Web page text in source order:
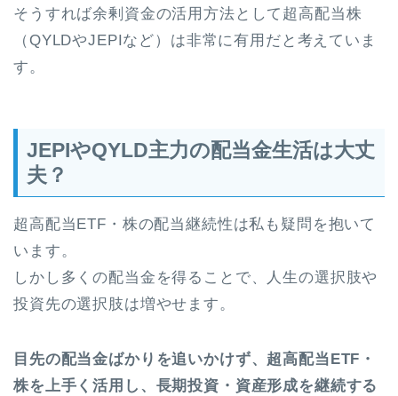
そうすれば余剰資金の活用方法として超高配当株
（QYLDやJEPIなど）は非常に有用だと考えていま
す。
JEPIやQYLD主力の配当金生活は大丈
夫？
超高配当ETF・株の配当継続性は私も疑問を抱いて
います。
しかし多くの配当金を得ることで、人生の選択肢や
投資先の選択肢は増やせます。
目先の配当金ばかりを追いかけず、超高配当ETF・
株を上手く活用し、長期投資・資産形成を継続する